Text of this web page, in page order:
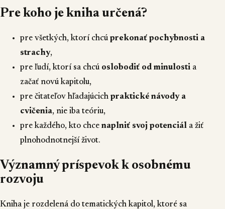
Pre koho je kniha určená?
pre všetkých, ktorí chcú prekonať pochybnosti a
strachy,
pre ľudí, ktorí sa chcú oslobodiť od minulosti a
začať novú kapitolu,
pre čitateľov hľadajúcich praktické návody a
cvičenia, nie iba teóriu,
pre každého, kto chce naplniť svoj potenciál a žiť
plnohodnotnejší život.
Významný príspevok k osobnému
rozvoju
Kniha je rozdelená do tematických kapitol, ktoré sa